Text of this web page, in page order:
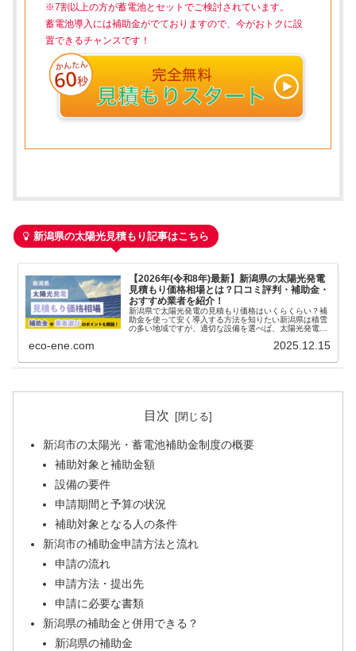
※7割以上の方が蓄電池とセットでご検討されています。
蓄電池導入には補助金がでておりますので、今がおトクに設
置できるチャンスです！
新潟県の太陽光見積もり記事はこちら
【2026年(令和8年)最新】新潟県の太陽光発電
見積もり価格相場とは？口コミ評判・補助金・
おすすめ業者を紹介！
新潟県で太陽光発電の見積もり価格はいくらくらい？補
助金を使って安く導入する方法を知りたい新潟県は積雪
の多い地域ですが、適切な設備を選べば、太陽光発電に
eco-ene.com 2025.12.15
目次
新潟市の太陽光・蓄電池補助金制度の概要
補助対象と補助金額
設備の要件
申請期間と予算の状況
補助対象となる人の条件
新潟市の補助金申請方法と流れ
申請の流れ
申請方法・提出先
申請に必要な書類
新潟県の補助金と併用できる？
新潟県の補助金